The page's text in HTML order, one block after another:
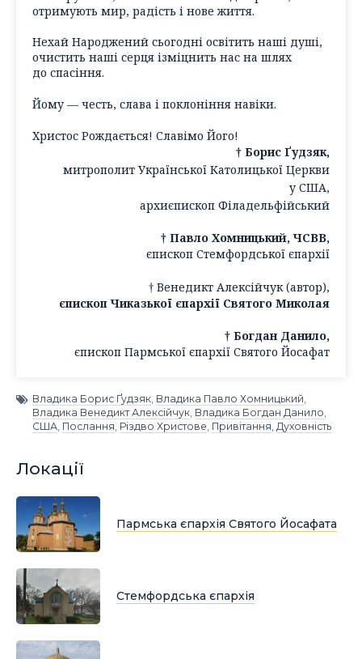
отримують мир, радість і нове життя.
Нехай Народжений сьогодні освітить наші душі,
очистить наші серця ізміцнить нас на шлях
до спасіння.
Йому — честь, слава і поклоніння навіки.
Христос Рождається! Славімо Його!
† Борис Ґудзяк,
митрополит Української Католицької Церкви
у США,
архиєпископ Філадельфійський
† Павло Хомницький, ЧСВВ,
єпископ Стемфордської єпархії
† Венедикт Алексійчук (автор),
єпископ Чиказької єпархії Святого Миколая
† Богдан Данило,
єпископ Пармської єпархії Святого Йосафат
Владика Борис Ґудзяк Владика Павло Хомницький
Владика Венедикт Алексійчук Владика Богдан Данило
США Послання Різдво Христове Привітання Духовність
Локації
Пармська єпархія Святого Йосафата
Стемфордська єпархія